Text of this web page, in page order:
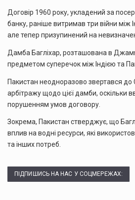
Договір 1960 року, укладений за
банку, раніше витримав три війни між
але тепер призупинений на
Дамба Багліхар, розташована в
предметом суперечок між Індією та
Пакистан неодноразово звертався до
арбітражу щодо цієї дамби, оскільки
порушенням умов договору.
Зокрема, Пакистан стверджує, що
вплив на водні ресурси, які
та інших потреб.
ПІДПИШИСЬ НА НАС У СОЦМЕРЕЖАХ: